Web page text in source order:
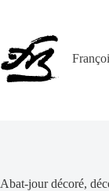
Abat-jour décoré,